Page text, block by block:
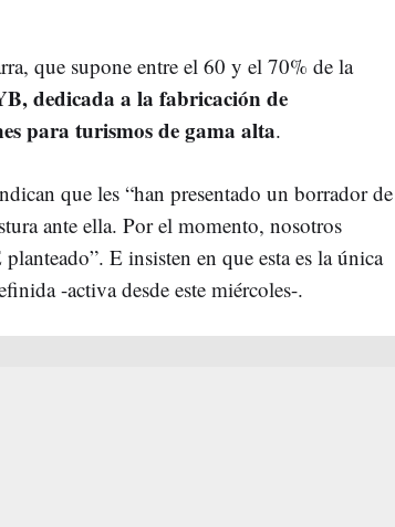
que supone entre el 60 y el 70% de la
dedicada a la fabricación de
para turismos de gama alta.
que les “han presentado un borrador de
ante ella. Por el momento, nosotros
E insisten en que esta es la única
-activa desde este miércoles-.